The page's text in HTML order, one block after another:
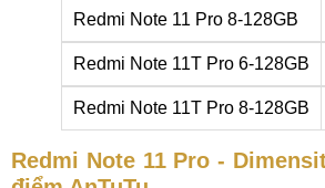
Redmi Note 11 Pro 8-128GB
Redmi Note 11T Pro 6-128GB
Redmi Note 11T Pro 8-128GB
Redmi Note 11 Pro -